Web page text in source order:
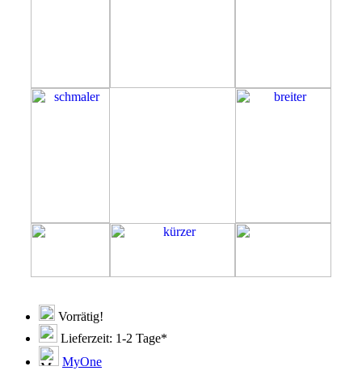
Vorrätig!
Lieferzeit: 1-2 Tage*
MyOne